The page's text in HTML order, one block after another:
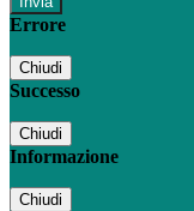
Errore
Chiudi
Successo
Chiudi
Informazione
Chiudi